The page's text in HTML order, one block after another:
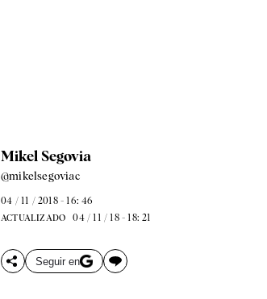
Mikel Segovia
@mikelsegoviac
04 / 11 / 2018 - 16: 46
ACTUALIZADO 04 / 11 / 18 - 18: 21
Seguir en